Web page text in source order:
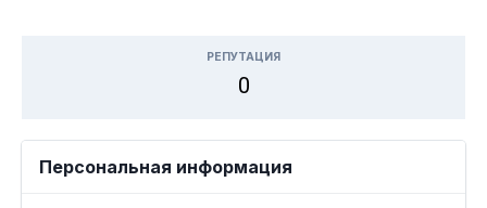
РЕПУТАЦИЯ
0
Персональная информация